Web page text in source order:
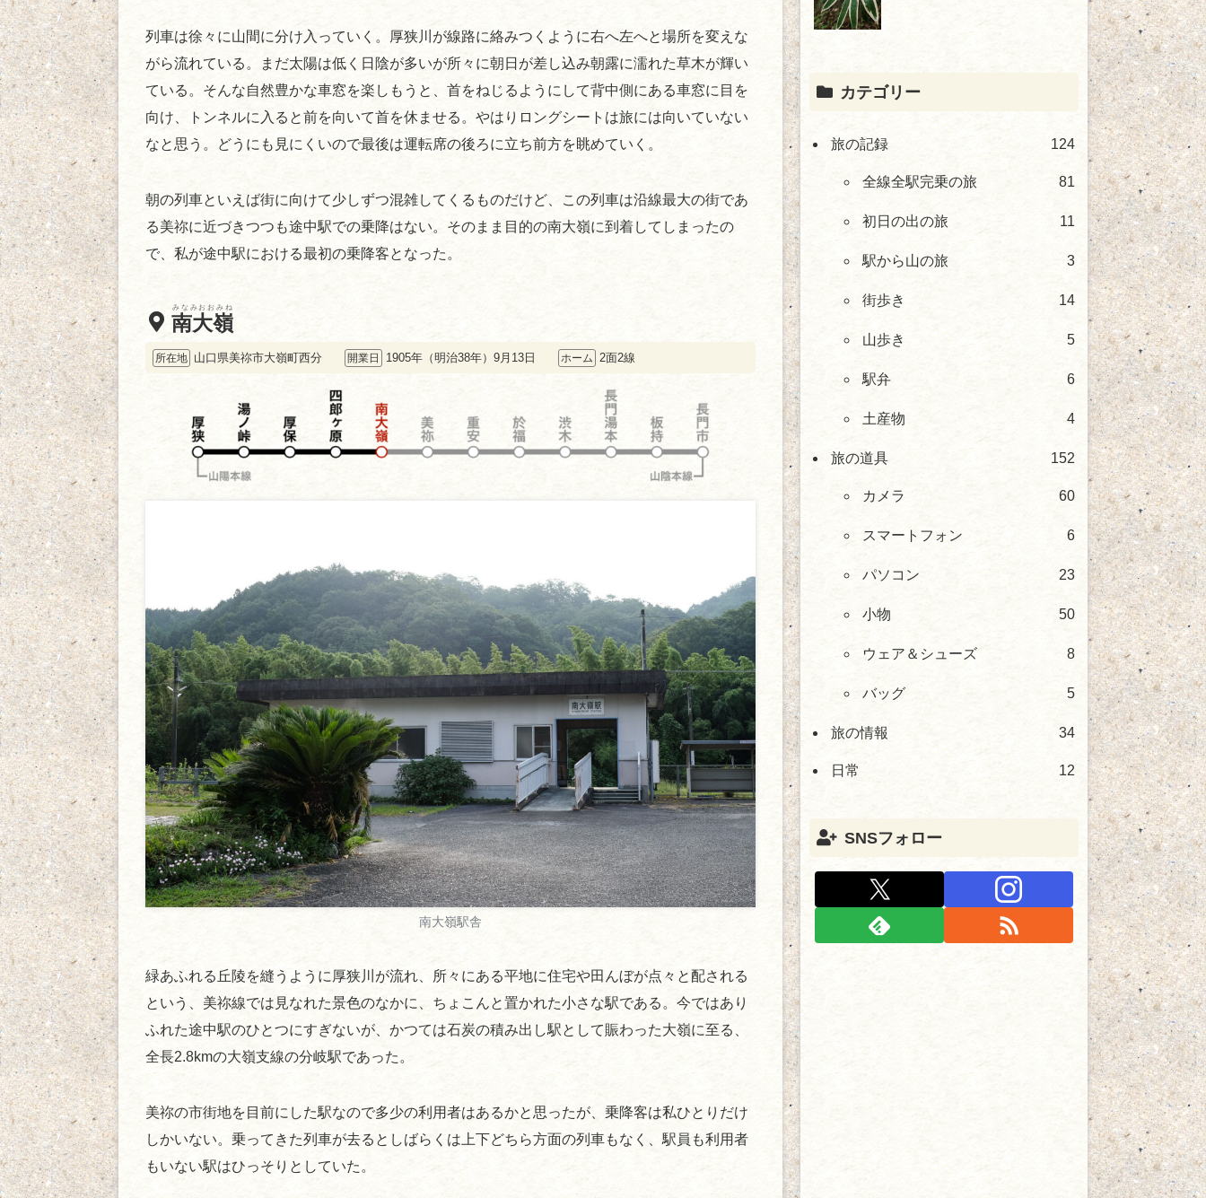
列車は徐々に山間に分け入っていく。厚狭川が線路に絡みつくように右へ左へと場所を変えな
がら流れている。まだ太陽は低く日陰が多いが所々に朝日が差し込み朝露に濡れた草木が輝い
ている。そんな自然豊かな車窓を楽しもうと、首をねじるようにして背中側にある車窓に目を
向け、トンネルに入ると前を向いて首を休ませる。やはりロングシートは旅には向いていない
なと思う。どうにも見にくいので最後は運転席の後ろに立ち前方を眺めていく。
朝の列車といえば街に向けて少しずつ混雑してくるものだけど、この列車は沿線最大の街であ
る美祢に近づきつつも途中駅での乗降はない。そのまま目的の南大嶺に到着してしまったの
で、私が途中駅における最初の乗降客となった。
南大嶺
みなみおおみね
所在地 山口県美祢市大嶺町西分 開業日 1905年（明治38年）9月13日 ホーム 2面2線
南大嶺駅舎
緑あふれる丘陵を縫うように厚狭川が流れ、所々にある平地に住宅や田んぼが点々と配される
という、美祢線では見なれた景色のなかに、ちょこんと置かれた小さな駅である。今ではあり
ふれた途中駅のひとつにすぎないが、かつては石炭の積み出し駅として賑わった大嶺に至る、
全長2.8kmの大嶺支線の分岐駅であった。
美祢の市街地を目前にした駅なので多少の利用者はあるかと思ったが、乗降客は私ひとりだけ
しかいない。乗ってきた列車が去るとしばらくは上下どちら方面の列車もなく、駅員も利用者
もいない駅はひっそりとしていた。
カテゴリー
旅の記録 124
全線全駅完乗の旅 81
初日の出の旅 11
駅から山の旅 3
街歩き 14
山歩き 5
駅弁 6
土産物 4
旅の道具 152
カメラ 60
スマートフォン 6
パソコン 23
小物 50
ウェア＆シューズ 8
バッグ 5
旅の情報 34
日常 12
SNSフォロー